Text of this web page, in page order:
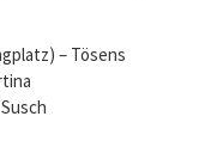
– Tösens